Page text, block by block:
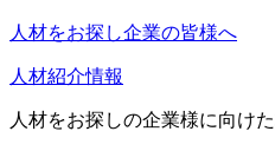
人材をお探し企業の皆様へ
人材紹介情報
人材をお探しの企業様に向け